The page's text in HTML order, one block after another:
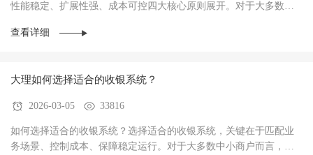
性能稳定、扩展性强、成本可控‌四大核心原则展开。对于大多数商
查看详细
大理如何选择适合的收银系统？
2026-03-05 33816
如何选择适合的收银系统？选择适合的收银系统，关键在于‌匹配业
务场景、控制成本、保障稳定运行‌。对于大多数中小商户而言，优